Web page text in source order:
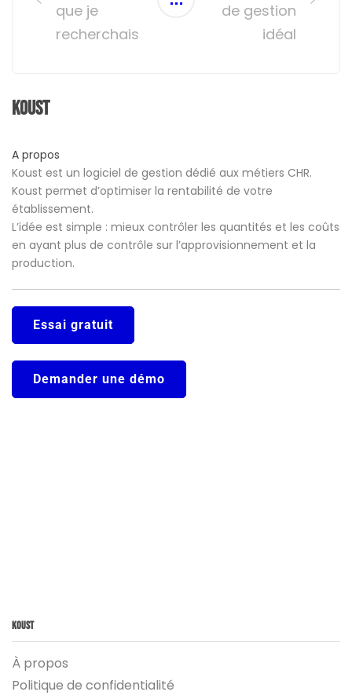
que je
recherchais
de gestion
idéal
Koust
A propos
Koust est un logiciel de gestion dédié aux métiers CHR.
Koust permet d’optimiser la rentabilité de votre
établissement.
L’idée est simple : mieux contrôler les quantités et les coûts
en ayant plus de contrôle sur l’approvisionnement et la
production.
Essai gratuit
Demander une démo
Koust
À propos
Politique de confidentialité